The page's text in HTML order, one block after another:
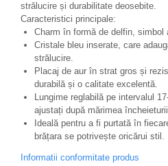
strălucire și durabilitate deosebite.
Caracteristici principale:
Charm în formă de delfin, simbol
Cristale bleu inserate, care
strălucire.
Placaj de aur în strat gros și
durabilă și o calitate excelentă.
Lungime reglabilă pe intervalul
ajustați după mărimea
Ideală pentru a fi purtată în
brățara se potrivește oricărui stil.
Informatii conformitate produs